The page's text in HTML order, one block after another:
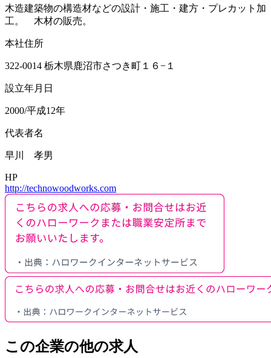
木造建築物の構造材などの設計・施工・建方・プレカット加
工。 木材の販売。
本社住所
322-0014 栃木県鹿沼市さつき町１６−１
設立年月日
2000/平成12年
代表者名
早川 孝男
HP
http://technowoodworks.com
この企業の他の求人